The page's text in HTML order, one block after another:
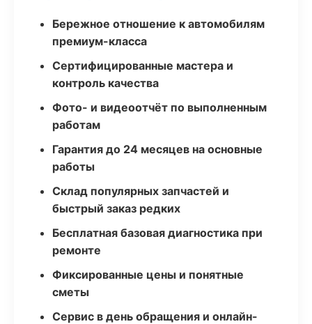
Бережное отношение к автомобилям
премиум-класса
Сертифицированные мастера и
контроль качества
Фото- и видеоотчёт по выполненным
работам
Гарантия до 24 месяцев на основные
работы
Склад популярных запчастей и
быстрый заказ редких
Бесплатная базовая диагностика при
ремонте
Фиксированные цены и понятные
сметы
Сервис в день обращения и онлайн-